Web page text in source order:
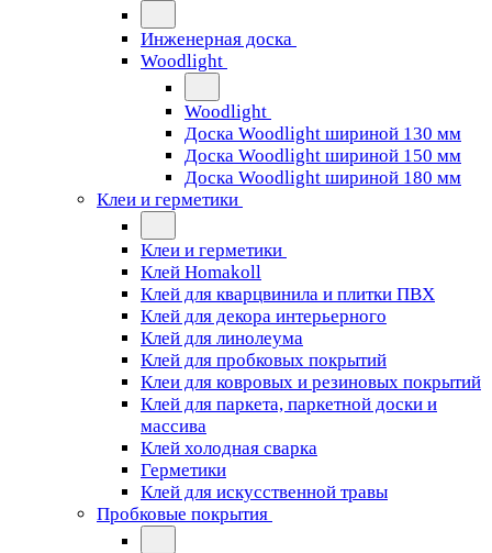
Инженерная доска
Woodlight
Woodlight
Доска Woodlight шириной 130 мм
Доска Woodlight шириной 150 мм
Доска Woodlight шириной 180 мм
Клеи и герметики
Клеи и герметики
Клей Homakoll
Клей для кварцвинила и плитки ПВХ
Клей для декора интерьерного
Клей для линолеума
Клей для пробковых покрытий
Клеи для ковровых и резиновых покрытий
Клей для паркета, паркетной доски и
массива
Клей холодная сварка
Герметики
Клей для искусственной травы
Пробковые покрытия